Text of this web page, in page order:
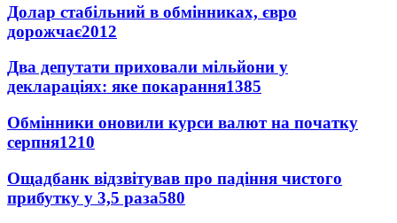
Долар стабільний в обмінниках, євро
дорожчає2012
Два депутати приховали мільйони у
деклараціях: яке покарання1385
Обмінники оновили курси валют на початку
серпня1210
Ощадбанк відзвітував про падіння чистого
прибутку у 3,5 раза580